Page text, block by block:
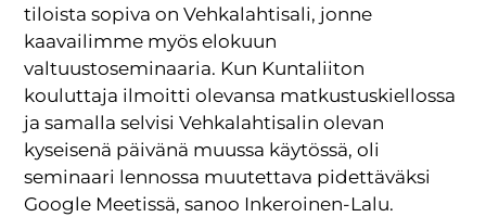
tiloista sopiva on Vehkalahtisali, jonne
kaavailimme myös elokuun
valtuustoseminaaria. Kun Kuntaliiton
kouluttaja ilmoitti olevansa matkustuskiellossa
ja samalla selvisi Vehkalahtisalin olevan
kyseisenä päivänä muussa käytössä, oli
seminaari lennossa muutettava pidettäväksi
Google Meetissä, sanoo Inkeroinen-Lalu.